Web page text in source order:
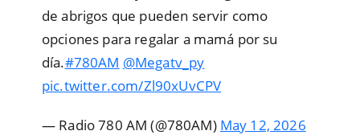
de abrigos que pueden servir como
opciones para regalar a mamá por su
día.#780AM @Megatv_py
pic.twitter.com/Zl90xUvCPV
— Radio 780 AM (@780AM) May 12, 2026